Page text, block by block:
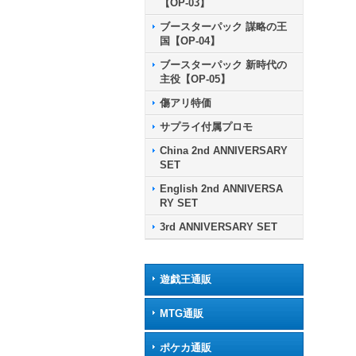
【OP-03】
ブースターパック 謀略の王
国【OP-04】
ブースターパック 新時代の
主役【OP-05】
傷アリ特価
サプライ付属プロモ
China 2nd ANNIVERSARY
SET
English 2nd ANNIVERSA
RY SET
3rd ANNIVERSARY SET
遊戯王通販
MTG通販
ポケカ通販